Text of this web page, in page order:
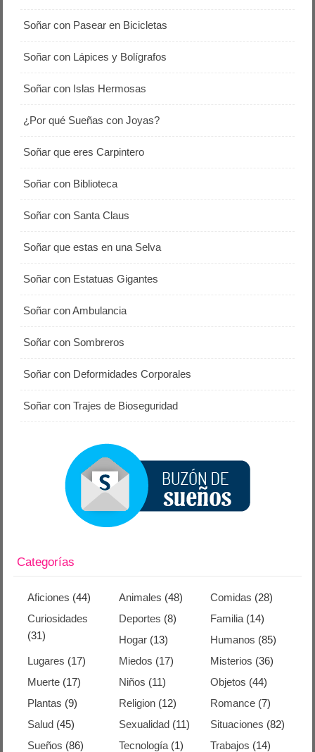
Soñar con Pasear en Bicicletas
Soñar con Lápices y Bolígrafos
Soñar con Islas Hermosas
¿Por qué Sueñas con Joyas?
Soñar que eres Carpintero
Soñar con Biblioteca
Soñar con Santa Claus
Soñar que estas en una Selva
Soñar con Estatuas Gigantes
Soñar con Ambulancia
Soñar con Sombreros
Soñar con Deformidades Corporales
Soñar con Trajes de Bioseguridad
Categorías
Aficiones (44) Animales (48) Comidas (28)
Curiosidades
(31)
Deportes (8) Familia(14)
Hogar (13) Humanos (85)
Lugares (17) Miedos (17) Misterios (36)
Muerte (17) Niños (11) Objetos (44)
Plantas (9) Religion (12) Romance(7)
Salud (45) Sexualidad (11) Situaciones (82)
Sueños (86) Tecnología (1) Trabajos (14)